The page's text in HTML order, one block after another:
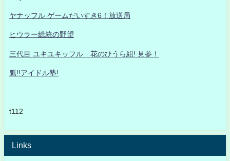
ヤナッフル ゲームだいすき6！放送局
ヒウラー総統の野望
三代目 ユキユキッフル 花のひうら組! 見参！
魁!!アイドル塾!
t112
Links